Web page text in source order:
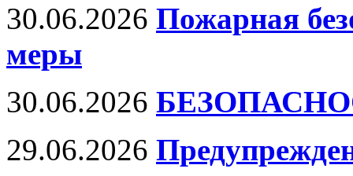
30.06.2026 Пожарная
меры
30.06.2026
29.06.2026